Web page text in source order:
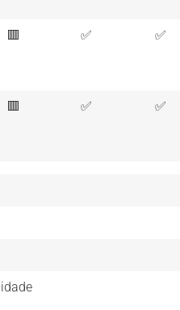
🟥 ✅ ✅
🟥 ✅ ✅